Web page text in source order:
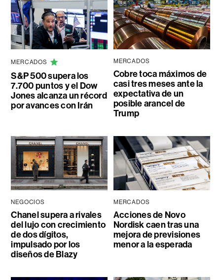
MERCADOS
S&P 500 supera los
7.700 puntos y el Dow
Jones alcanza un récord
por avances con Irán
MERCADOS
Cobre toca máximos de
casi tres meses ante la
expectativa de un
posible arancel de
Trump
NEGOCIOS
Chanel supera a rivales
del lujo con crecimiento
de dos dígitos,
impulsado por los
diseños de Blazy
MERCADOS
Acciones de Novo
Nordisk caen tras una
mejora de previsiones
menor a la esperada